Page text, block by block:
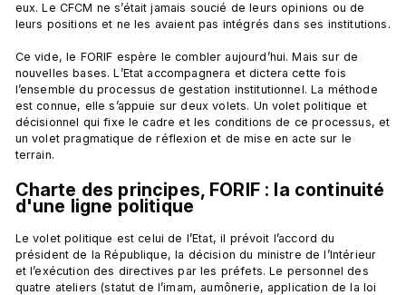
eux. Le CFCM ne s’était jamais soucié de leurs opinions ou de
leurs positions et ne les avaient pas intégrés dans ses institutions.
Ce vide, le FORIF espère le combler aujourd’hui. Mais sur de
nouvelles bases. L’Etat accompagnera et dictera cette fois
l’ensemble du processus de gestation institutionnel. La méthode
est connue, elle s’appuie sur deux volets. Un volet politique et
décisionnel qui fixe le cadre et les conditions de ce processus, et
un volet pragmatique de réflexion et de mise en acte sur le
Charte des principes, FORIF : la continuité
d'une ligne politique
Le volet politique est celui de l’Etat, il prévoit l’accord du
président de la République, la décision du ministre de l’Intérieur
et l’exécution des directives par les préfets. Le personnel des
quatre ateliers (statut de l’imam, aumônerie, application de la loi